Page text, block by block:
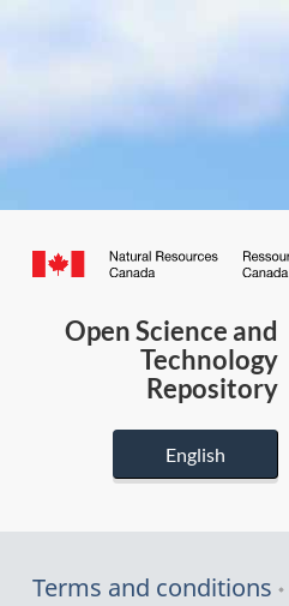
Canada.ca
Open Science and
Technology
Repository
English
Terms and conditions